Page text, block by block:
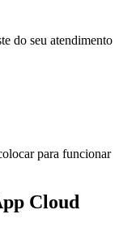
do seu atendimento
para funcionar
Cloud